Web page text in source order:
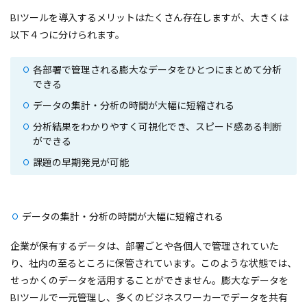
BIツールを導入するメリットはたくさん存在しますが、大きくは
以下４つに分けられます。
各部署で管理される膨大なデータをひとつにまとめて分析
できる
データの集計・分析の時間が大幅に短縮される
分析結果をわかりやすく可視化でき、スピード感ある判断
ができる
課題の早期発見が可能
データの集計・分析の時間が大幅に短縮される
企業が保有するデータは、部署ごとや各個人で管理されていた
り、社内の至るところに保管されています。このような状態では、
せっかくのデータを活用することができません。膨大なデータを
BIツールで一元管理し、多くのビジネスワーカーでデータを共有